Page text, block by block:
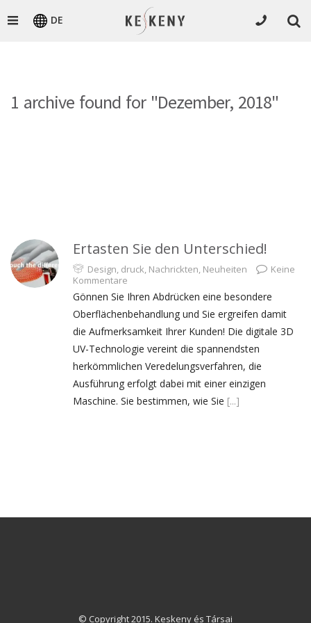
DE
1 archive found for "Dezember, 2018"
Ertasten Sie den Unterschied!
Design, druck, Nachrickten, Neuheiten
Keine
Kommentare
Gönnen Sie Ihren Abdrücken eine besondere
Oberflächenbehandlung und Sie ergreifen damit
die Aufmerksamkeit Ihrer Kunden! Die digitale 3D
UV-Technologie vereint die spannendsten
herkömmlichen Veredelungsverfahren, die
Ausführung erfolgt dabei mit einer einzigen
Maschine. Sie bestimmen, wie Sie [...]
© Copyright 2015. Keskeny és Társai